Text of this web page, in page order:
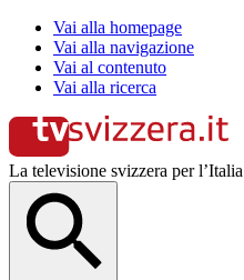
Vai alla homepage
Vai alla navigazione
Vai al contenuto
Vai alla ricerca
La televisione svizzera per l’Italia